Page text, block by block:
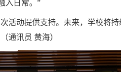
入日常。”
活动提供支持。未来，学校将
通讯员 黄海）